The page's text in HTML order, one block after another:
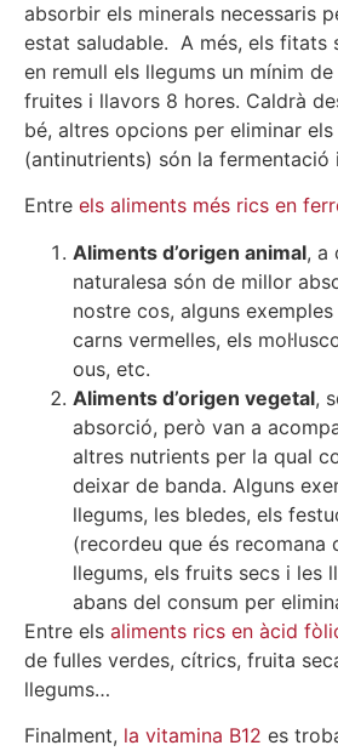
absorbir els minerals necessaris
estat saludable. A més, els fitats
en remull els llegums un mínim
fruites i llavors 8 hores. Caldrà
bé, altres opcions per eliminar
(antinutrients) són la fermentació
Entre els aliments més rics en
Aliments d’origen animal, a
naturalesa són de millor
nostre cos, alguns
carns vermelles, els
ous, etc.
Aliments d’origen vegetal,
absorció, però van a
altres nutrients per la qual
deixar de banda. Alguns
llegums, les bledes, els
(recordeu que és recomana
llegums, els fruits secs i les
abans del consum per
Entre els aliments rics en àcid
de fulles verdes, cítrics, fruita
llegums…
Finalment, la vitamina B12 es